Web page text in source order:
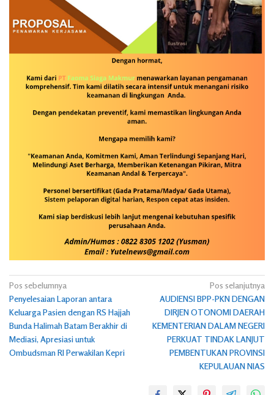
Navigasi
pos
Pos sebelumnya
Penyelesaian Laporan antara
Keluarga Pasien dengan RS Hajjah
Bunda Halimah Batam Berakhir di
Mediasi, Apresiasi untuk
Ombudsman RI Perwakilan Kepri
Pos selanjutnya
AUDIENSI BPP-PKN DENGAN
DIRJEN OTONOMI DAERAH
KEMENTERIAN DALAM NEGERI
PERKUAT TINDAK LANJUT
PEMBENTUKAN PROVINSI
KEPULAUAN NIAS